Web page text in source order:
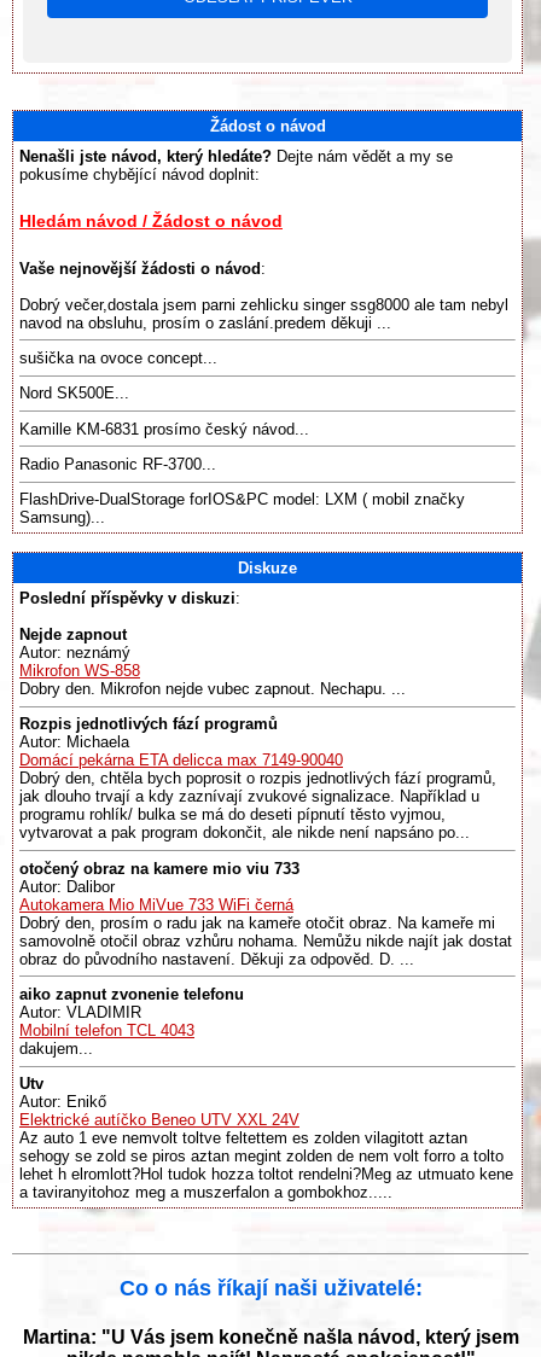
Žádost o návod
Nenašli jste návod, který hledáte? Dejte nám vědět a my se
pokusíme chybějící návod doplnit:
Hledám návod / Žádost o návod
Vaše nejnovější žádosti o návod :
Dobrý večer,dostala jsem parni zehlicku singer ssg8000 ale tam nebyl
navod na obsluhu, prosím o zaslání.predem děkuji ...
sušička na ovoce concept...
Nord SK500E...
Kamille KM-6831 prosímo český návod...
Radio Panasonic RF-3700...
FlashDrive-DualStorage forIOS&PC model: LXM ( mobil značky
Samsung)...
Diskuze
Poslední příspěvky v diskuzi:
Nejde zapnout
Autor: neznámý
Mikrofon WS-858
Dobry den. Mikrofon nejde vubec zapnout. Nechapu. ...
Rozpis jednotlivých fází programů
Autor: Michaela
Domácí pekárna ETA delicca max 7149-90040
Dobrý den, chtěla bych poprosit o rozpis jednotlivých fází programů,
jak dlouho trvají a kdy zaznívají zvukové signalizace. Například u
programu rohlík/ bulka se má do deseti pípnutí těsto vyjmou,
vytvarovat a pak program dokončit, ale nikde není napsáno po...
otočený obraz na kamere mio viu 733
Autor: Dalibor
Autokamera Mio MiVue 733 WiFi černá
Dobrý den, prosím o radu jak na kameře otočit obraz. Na kameře mi
samovolně otočil obraz vzhůru nohama. Nemůžu nikde najít jak dostat
obraz do původního nastavení. Děkuji za odpověd. D. ...
aiko zapnut zvonenie telefonu
Autor: VLADIMIR
Mobilní telefon TCL 4043
dakujem...
Utv
Autor: Enikő
Elektrické autíčko Beneo UTV XXL 24V
Az auto 1 eve nemvolt toltve feltettem es zolden vilagitott aztan
sehogy se zold se piros aztan megint zolden de nem volt forro a tolto
lehet h elromlott?Hol tudok hozza toltot rendelni?Meg az utmuato kene
a taviranyitohoz meg a muszerfalon a gombokhoz.....
Co o nás říkají naši uživatelé:
Martina: "U Vás jsem konečně našla návod, který jsem